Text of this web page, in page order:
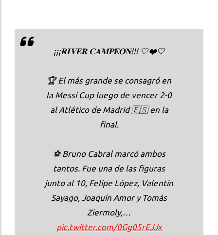
¡¡¡𝐑𝐈𝐕𝐄𝐑 𝐂𝐀𝐌𝐏𝐄𝐎́𝐍!!! 🤍❤️🤍
🏆 El más grande se consagró en
la Messi Cup luego de vencer 2-0
al Atlético de Madrid 🇪🇸 en la
final.
⚽️ Bruno Cabral marcó ambos
tantos. Fue una de las figuras
junto al 10, Felipe López, Valentín
Sayago, Joaquín Amor y Tomás
Ziermoly,…
pic.twitter.com/0Gg05rEJJx